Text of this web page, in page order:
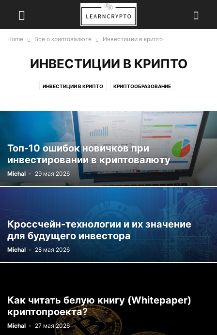
Home Всё о криптовалюте Инвестиции в крипто
ИНВЕСТИЦИИ В КРИПТО
ИНВЕСТИЦИИ В КРИПТО КРИПТООБРАЗОВАНИЕ
Топ-10 ошибок новичков при
инвестировании в криптовалюту
Michal - 29 мая 2026
Кроссчейн-технологии и их значение
для будущего инвестора
Michal - 28 мая 2026
Как читать белую книгу (Whitepaper)
криптопроекта?
Michal - 27 мая 2026